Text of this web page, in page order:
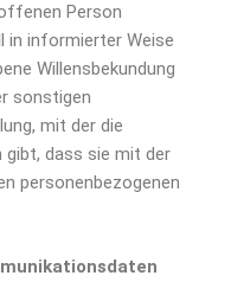
Person
in informierter Weise
Willensbekundung
sonstigen
mit der die
dass sie mit der
personenbezogenen